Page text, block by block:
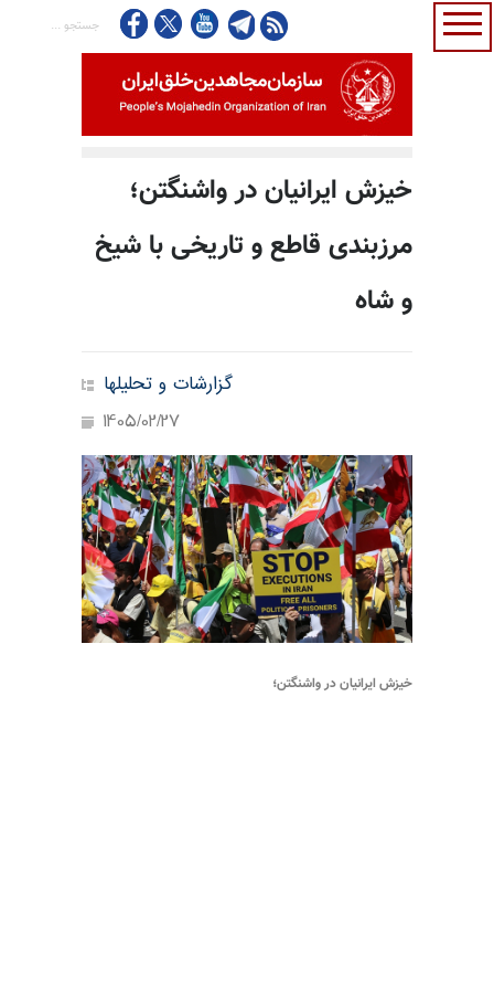
خیزش ایرانیان در واشنگتن؛
مرزبندی قاطع و تاریخی با شیخ
و شاه
گزارشات و تحلیلها
1405/02/27
خیزش ایرانیان در واشنگتن؛